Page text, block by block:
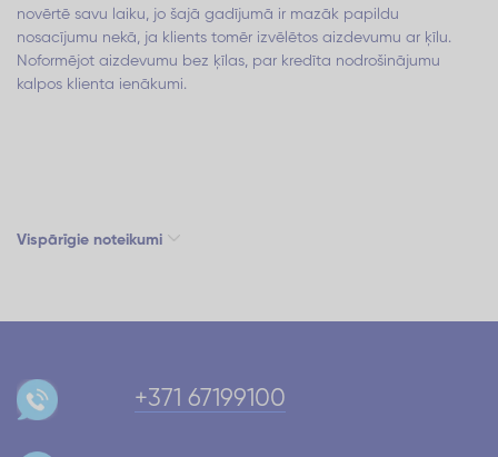
novērtē savu laiku, jo šajā gadījumā ir mazāk papildu
nosacījumu nekā, ja klients tomēr izvēlētos aizdevumu ar ķīlu.
Noformējot aizdevumu bez ķīlas, par kredīta nodrošinājumu
kalpos klienta ienākumi.
Vispārīgie noteikumi
+371 67199100